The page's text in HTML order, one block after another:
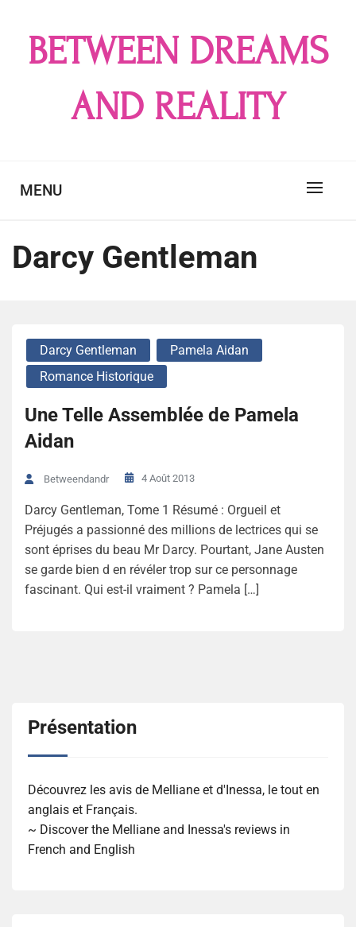
contentBETWEEN DREAMS
AND REALITY
MENU
Darcy Gentleman
Darcy Gentleman
Pamela Aidan
Romance Historique
Une Telle Assemblée de Pamela
Aidan
Betweendandr 4 Août 2013
Darcy Gentleman, Tome 1 Résumé : Orgueil et
Préjugés a passionné des millions de lectrices qui se
sont éprises du beau Mr Darcy. Pourtant, Jane Austen
se garde bien d en révéler trop sur ce personnage
fascinant. Qui est-il vraiment ? Pamela […]
Présentation
Découvrez les avis de Melliane et d'Inessa, le tout en
anglais et Français.
~ Discover the Melliane and Inessa's reviews in
French and English